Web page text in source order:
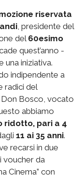
riservata
, presidente del
del 60esimo
quest’anno -
una iniziativa.
indipendente a
radici del
Bosco, vocato
abbiamo
ridotto, pari a 4
11 ai 35 anni.
recarsi in due
voucher da
Cinema” con